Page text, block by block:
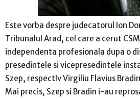
Este vorba despre judecatorul Ion
Tribunalul Arad, cel care a cerut
independenta profesionala dupa o
presedintele si vicepresedintele
Szep, respectIv Virgiliu Flavius
Mai precis, Szep si Bradin i-au